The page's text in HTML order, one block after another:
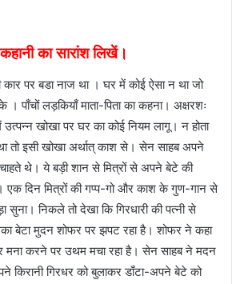
का सारांश लिखें।
पर बडा नाज था । घर में कोई ऐसा न था जो
पाँचों लड़कियाँ माता-पिता का कहना। अक्षरशः
खोखा पर घर का कोई नियम लागू। न होता
तो इसी खोखा अर्थात् काश से। सेन साहब अपने
थे। ये बड़ी शान से मित्रों से अपने बेटे की
एक दिन मित्रों की गप्प-गो और काश के गुण-गान से
सुना। निकले तो देखा कि गिरधारी की पत्नी से
बेटा मुदन शोफर पर झपट रहा है। शोफर ने कहा
मना करने पर उथम मचा रहा है। सेन साहब ने मदन
किरानी गिरधर को बुलाकर डाँटा-अपने बेटे को